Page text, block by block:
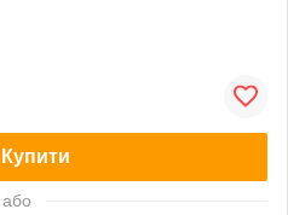
Купити
або